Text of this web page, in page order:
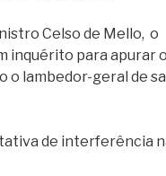
Celso de Mello, o
inquérito para apurar
o lambedor-geral de
de interferência